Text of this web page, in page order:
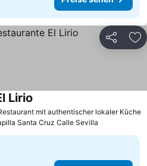
Teilen
mit authentischer lokaler Küche
Lirio
Santa Cruz Calle Sevilla